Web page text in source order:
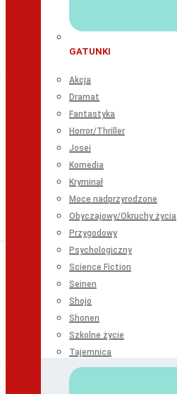
GATUNKI
Akcja
Dramat
Fantastyka
Horror/Thriller
Josei
Komedia
Kryminał
Moce nadprzyrodzone
Obyczajowy/Okruchy życia
Przygodowy
Psychologiczny
Science Fiction
Seinen
Shojo
Shonen
Szkolne życie
Tajemnica